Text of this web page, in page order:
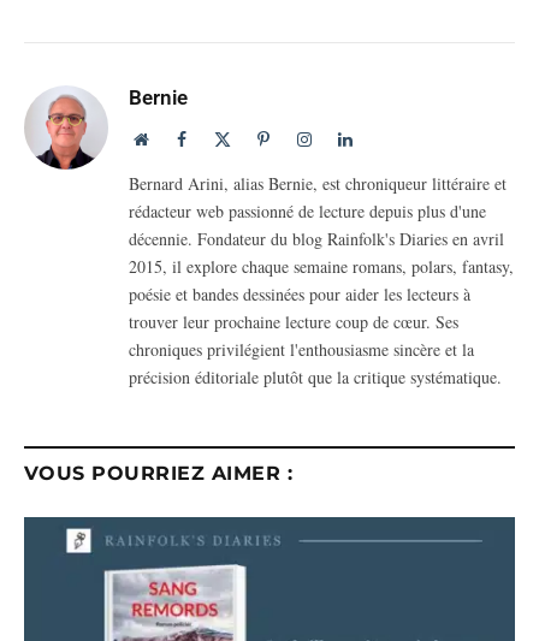
Bernie
WebsiteFacebook PinterestInstagramLinkedIn
Bernard Arini, alias Bernie, est chroniqueur littéraire et
rédacteur web passionné de lecture depuis plus d'une
décennie. Fondateur du blog Rainfolk's Diaries en avril
2015, il explore chaque semaine romans, polars, fantasy,
poésie et bandes dessinées pour aider les lecteurs à
trouver leur prochaine lecture coup de cœur. Ses
chroniques privilégient l'enthousiasme sincère et la
précision éditoriale plutôt que la critique systématique.
VOUS POURRIEZ AIMER :